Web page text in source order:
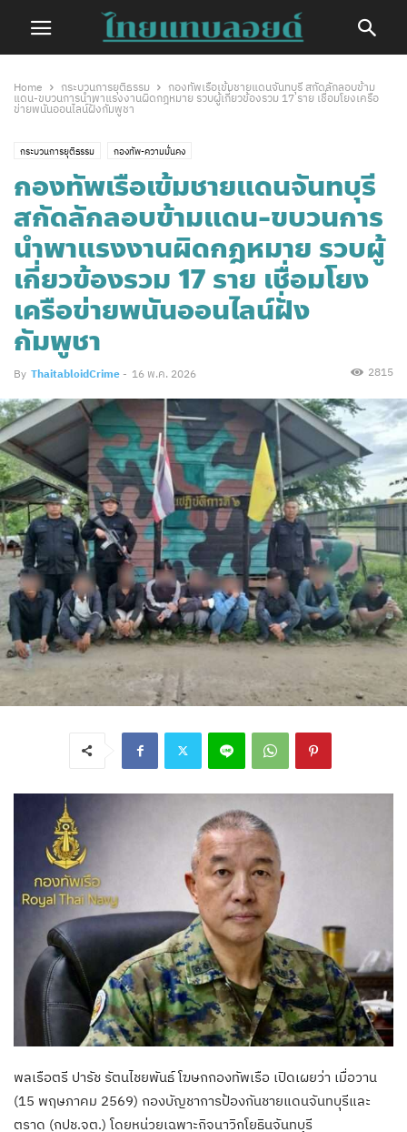
Home กระบวนการยุติธรรม
กองทัพเรือเข้มชายแดนจันทบุรี สกัดลักลอบข้าม
แดน-ขบวนการนำพาแรงงานผิดกฎหมาย รวบผู้เกี่ยวข้องรวม 17 ราย เชื่อมโยงเครือ
ข่ายพนันออนไลน์ฝั่งกัมพูชา
กระบวนการยุติธรรม กองทัพ-ความมั่นคง
กองทัพเรือเข้มชายแดนจันทบุรี
สกัดลักลอบข้ามแดน-ขบวนการ
นำพาแรงงานผิดกฎหมาย รวบผู้
เกี่ยวข้องรวม 17 ราย เชื่อมโยง
เครือข่ายพนันออนไลน์ฝั่ง
กัมพูชา
By ThaitabloidCrime - 16 พ.ค. 2026 2815
พลเรือตรี ปารัช รัตนไชยพันธ์ โฆษกกองทัพเรือ เปิดเผยว่า เมื่อวาน
(15 พฤษภาคม 2569) กองบัญชาการป้องกันชายแดนจันทบุรีและ
ตราด (กปช.จต.) โดยหน่วยเฉพาะกิจนาวิกโยธินจันทบุรี